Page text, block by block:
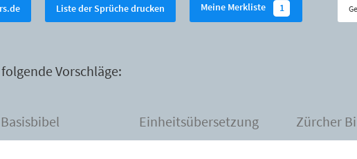
Liste der Sprüche drucken Meine Merkliste 1
Vorschläge:
Basisbibel Einheitsübersetzung Zürcher